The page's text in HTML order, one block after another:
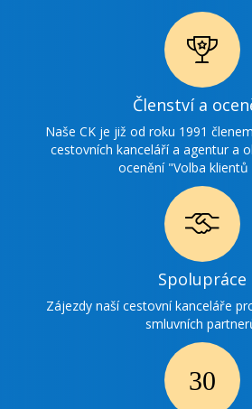
Členství a
Naše CK je již od roku 1991
cestovních kanceláří a agentur a
ocenění "Volba klientů
Spolupráce
Zájezdy naší cestovní kanceláře
smluvních
30